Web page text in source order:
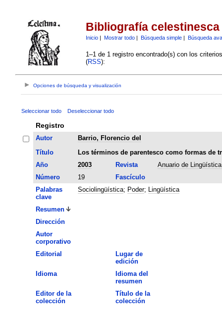
Bibliografía celestinesca
Inicio| Mostrar todo| Búsqueda simple| Búsqueda
1–1 de 1 registro encontrado(s) con los
(RSS):
Opciones de búsqueda y visualización
Seleccionar todo Deseleccionar todo
Registro
Autor
Barrio, Florencio del
Título
Los términos de parentesco como formas de
Año
2003 Revista
Anuario de
Número
19
Fascículo
Palabras
clave
Sociolingüística; Poder; Lingüística
Resumen
Dirección
Autor
corporativo
Editorial
Lugar de
edición
Idioma
Idioma del
resumen
Editor de la
colección
Título de la
colección